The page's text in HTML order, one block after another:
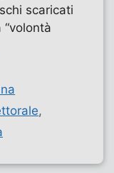
scaricati
,